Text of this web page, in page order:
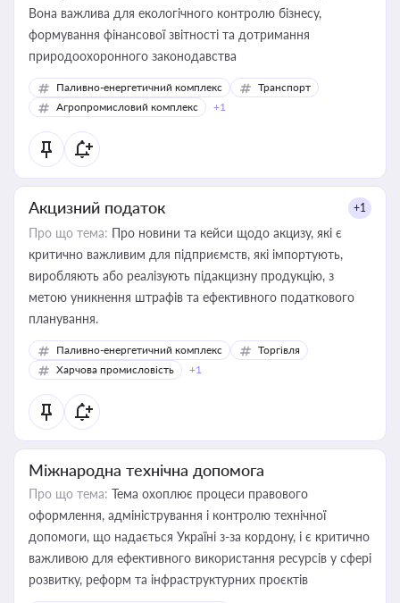
Вона важлива для екологічного контролю бізнесу,
формування фінансової звітності та дотримання
природоохоронного законодавства
Паливно-енергетичний комплекс
Транспорт
Агропромисловий комплекс
+1
Акцизний податок +1
Про що тема: Про новини та кейси щодо акцизу, які є
критично важливим для підприємств, які імпортують,
виробляють або реалізують підакцизну продукцію, з
метою уникнення штрафів та ефективного податкового
планування.
Паливно-енергетичний комплекс
Торгівля
Харчова промисловість
+1
Міжнародна технічна допомога
Про що тема: Тема охоплює процеси правового
оформлення, адміністрування і контролю технічної
допомоги, що надається Україні з-за кордону, і є критично
важливою для ефективного використання ресурсів у сфері
розвитку, реформ та інфраструктурних проєктів